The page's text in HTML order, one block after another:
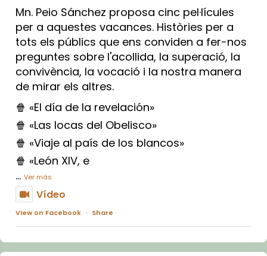
Mn. Peio Sánchez proposa cinc pel·lícules
per a aquestes vacances. Històries per a
tots els públics que ens conviden a fer-nos
preguntes sobre l'acollida, la superació, la
convivència, la vocació i la nostra manera
de mirar els altres.
🍿 «El día de la revelación»
🍿 «Las locas del Obelisco»
🍿 «Viaje al país de los blancos»
🍿 «León XIV, e
... Ver más
Vídeo
View on Facebook · Share
Arquebisbat de Barcelona